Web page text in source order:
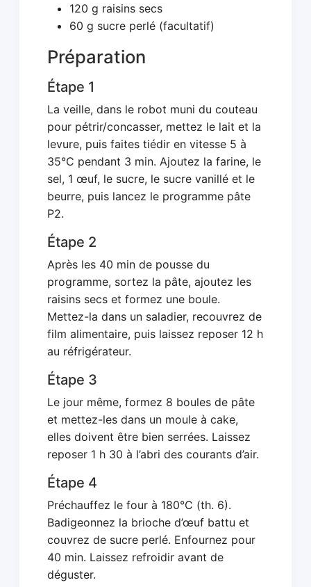
120 g raisins secs
60 g sucre perlé (facultatif)
Préparation
Étape 1
La veille, dans le robot muni du couteau
pour pétrir/concasser, mettez le lait et la
levure, puis faites tiédir en vitesse 5 à
35°C pendant 3 min. Ajoutez la farine, le
sel, 1 œuf, le sucre, le sucre vanillé et le
beurre, puis lancez le programme pâte
P2.
Étape 2
Après les 40 min de pousse du
programme, sortez la pâte, ajoutez les
raisins secs et formez une boule.
Mettez-la dans un saladier, recouvrez de
film alimentaire, puis laissez reposer 12 h
au réfrigérateur.
Étape 3
Le jour même, formez 8 boules de pâte
et mettez-les dans un moule à cake,
elles doivent être bien serrées. Laissez
reposer 1 h 30 à l’abri des courants d’air.
Étape 4
Préchauffez le four à 180°C (th. 6).
Badigeonnez la brioche d’œuf battu et
couvrez de sucre perlé. Enfournez pour
40 min. Laissez refroidir avant de
déguster.